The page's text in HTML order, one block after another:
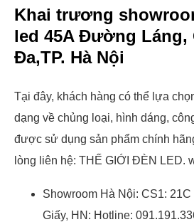
Khai trương
led 45A Đường Láng,
Đa,TP. Hà Nội
Tại đây, khách hàng có thể lựa
dạng về chủng loại, hình dáng,
được sử dụng sản phẩm chính
lòng liên hệ: THẾ GIỚI ĐÈN LED.
Showroom Hà Nội: CS1:
Giấy, HN: Hotline: